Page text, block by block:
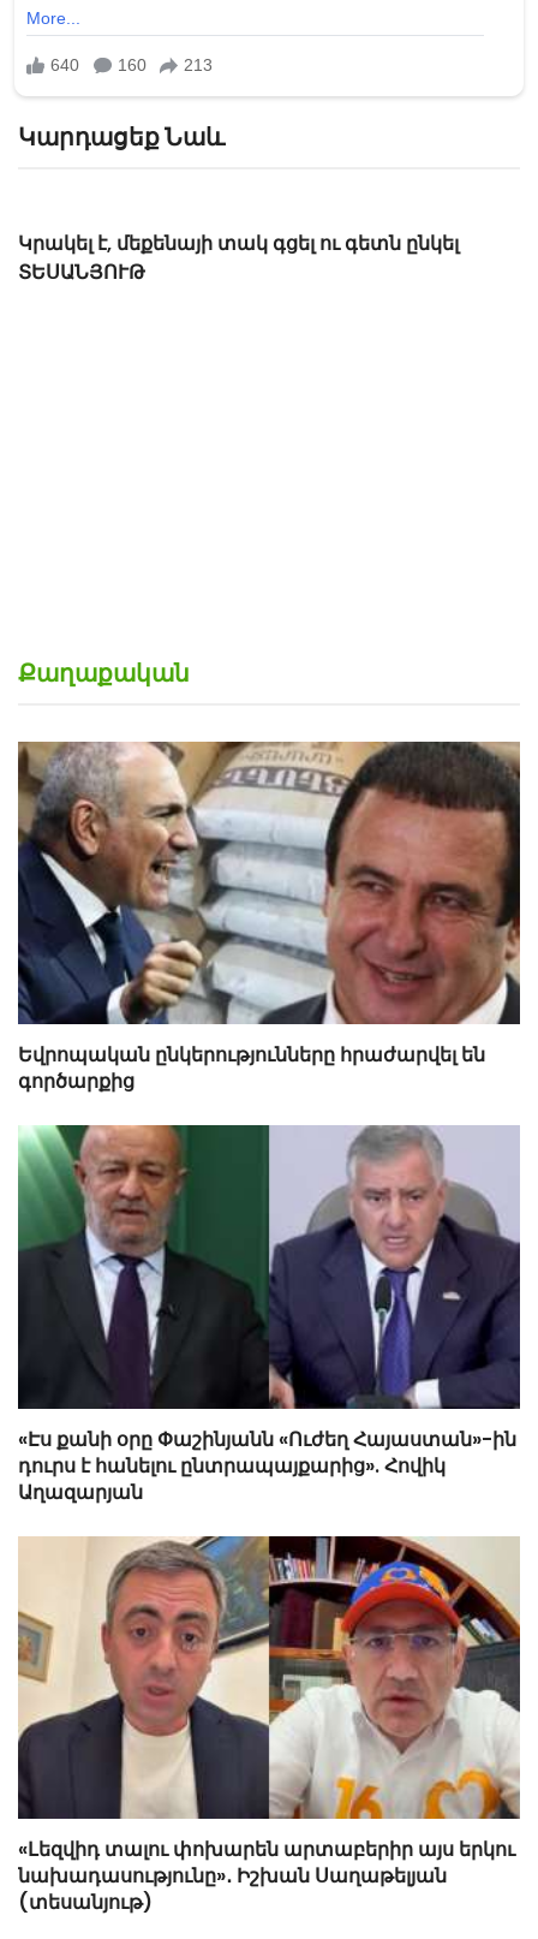
Կարդացեք Նաև
«Թուրքերը բացում են». Ինչ
Քաղաքական
Եվրոպական ընկերությունները հրաժարվել են
գործարքից
«Էս քանի օրը Փաշինյանն «Ուժեղ Հայաստան»-ին
դուրս է հանելու ընտրապայքարից». Հովիկ
Աղազարյան
«Լեզվիդ տալու փոխարեն արտաբերիր այս երկու
նախադասությունը»․ Իշխան Սաղաթելյան
(տեսանյութ)